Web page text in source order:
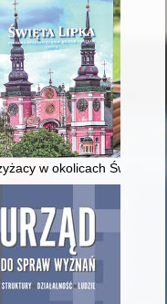
: Henryk Kalski
w okolicach Świętej